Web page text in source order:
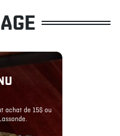
achat de 15$ ou